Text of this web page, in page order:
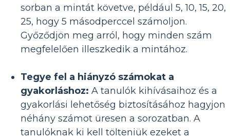
sorban a mintát követve, például 5, 10, 15, 20,
25, hogy 5 másodperccel számoljon.
Győződjön meg arról, hogy minden szám
megfelelően illeszkedik a mintához.
Tegye fel a hiányzó számokat a
gyakorláshoz: A tanulók kihívásaihoz és a
gyakorlási lehetőség biztosításához hagyjon
néhány számot üresen a sorozatban. A
tanulóknak ki kell tölteniük ezeket a